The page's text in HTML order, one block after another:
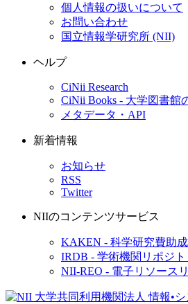
個人情報の扱いについて
お問い合わせ
国立情報学研究所 (NII)
ヘルプ
CiNii Research
CiNii Books - 大学図書館
メタデータ・API
新着情報
お知らせ
RSS
Twitter
NIIのコンテンツサービス
KAKEN - 科学研究費助
IRDB - 学術機関リポジ
NII-REO - 電子リソース